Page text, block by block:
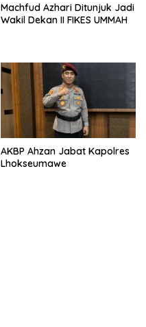
Machfud Azhari Ditunjuk Jadi
Wakil Dekan II FIKES UMMAH
AKBP Ahzan Jabat Kapolres
Lhokseumawe